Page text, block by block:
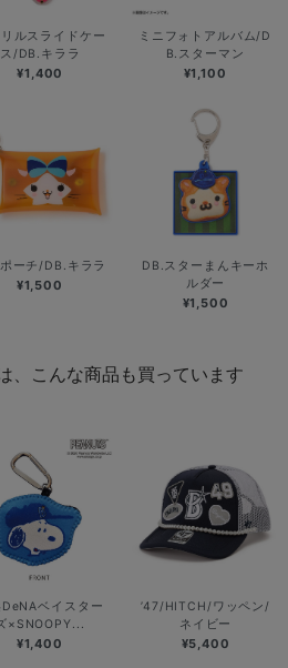
ルスライドケー
ス/DB.キララ
¥1,400
ミニフォトアルバム/D
B.スターマン
¥1,100
ーチ/DB.キララ
¥1,500
DB.スターまんキーホ
ルダー
¥1,500
、こんな商品も買っています
ベイスター
×SNOOPY...
¥1,400
’47/HITCH/ワッペン/
ネイビー
¥5,400